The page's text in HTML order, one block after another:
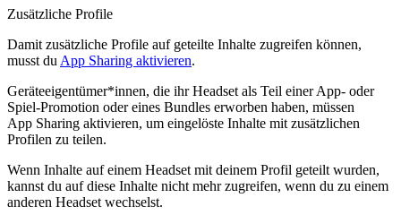
Zusätzliche Profile
Damit zusätzliche Profile auf geteilte Inhalte zugreifen können,
musst du App Sharing aktivieren.
Geräteeigentümer*innen, die ihr Headset als Teil einer App- oder
Spiel-Promotion oder eines Bundles erworben haben, müssen
App Sharing aktivieren, um eingelöste Inhalte mit zusätzlichen
Profilen zu teilen.
Wenn Inhalte auf einem Headset mit deinem Profil geteilt wurden,
kannst du auf diese Inhalte nicht mehr zugreifen, wenn du zu einem
anderen Headset wechselst.